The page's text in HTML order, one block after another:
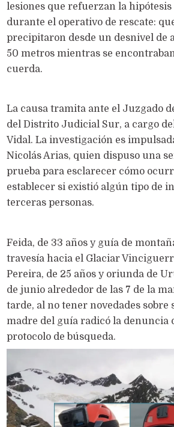
lesiones que refuerzan la
durante el operativo de rescate:
precipitaron desde un desnivel de
50 metros mientras se
cuerda.
La causa tramita ante el Juzgado
del Distrito Judicial Sur, a cargo
Vidal. La investigación es
Nicolás Arias, quien dispuso una
prueba para esclarecer cómo
establecer si existió algún tipo de
terceras personas.
Feida, de 33 años y guía de
travesía hacia el Glaciar
Pereira, de 25 años y oriunda de
de junio alrededor de las 7 de la
tarde, al no tener novedades sobre
madre del guía radicó la denuncia
protocolo de búsqueda.